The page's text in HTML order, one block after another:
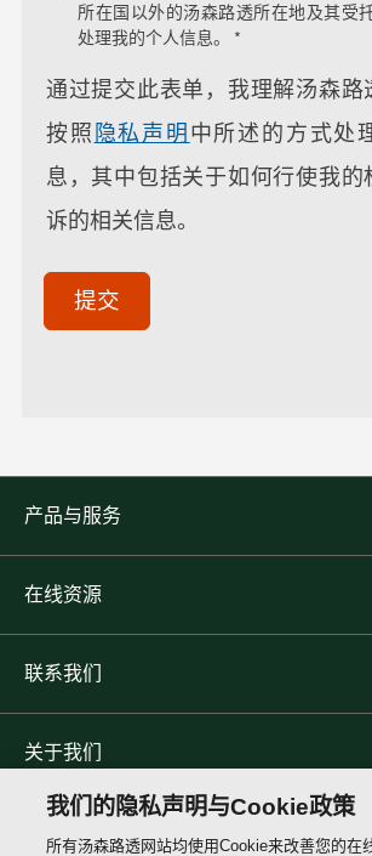
所在国以外的汤森路透所在地及其受
处理我的个人信息。 *
通过提交此表单，我理解汤森路
按照 隐私声明 中所述的方式处
息，其中包括关于如何行使我的
诉的相关信息。
提交
产品与服务
在线资源
联系我们
关于我们
我们的隐私声明与Cookie政策
所有汤森路透网站均使用Cookie来改善您的在